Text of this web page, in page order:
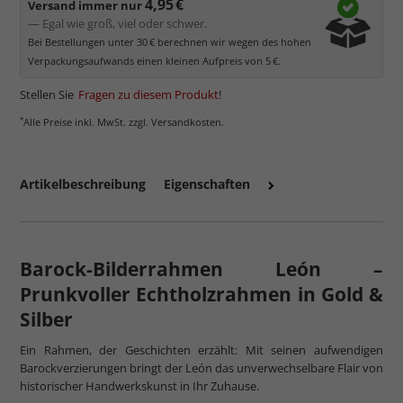
Versand immer nur4,95 €
— Egal wie groß, viel oder schwer.
Bei Bestellungen unter 30 € berechnen wir wegen des hohen
Verpackungsaufwands einen kleinen Aufpreis von 5 €.
Stellen Sie Fragen zu diesem Produkt!
*Alle Preise inkl. MwSt. zzgl. Versandkosten.
Artikelbeschreibung Eigenschaften
Barock-Bilderrahmen León –
Prunkvoller Echtholzrahmen in Gold &
Silber
Ein Rahmen, der Geschichten erzählt: Mit seinen aufwendigen
Barockverzierungen bringt der León das unverwechselbare Flair von
historischer Handwerkskunst in Ihr Zuhause.